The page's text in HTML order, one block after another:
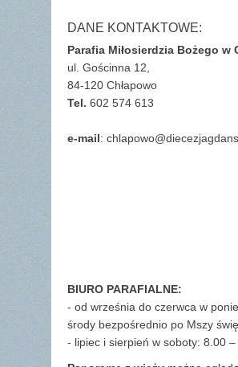
DANE KONTAKTOWE:
Parafia Miłosierdzia Bożego w
ul. Gościnna 12,
84-120 Chłapowo
Tel. 602 574 613
e-mail:
BIURO PARAFIALNE:
- od września do czerwca w
środy bezpośrednio po Mszy
- lipiec i sierpień w soboty: 8.00 –